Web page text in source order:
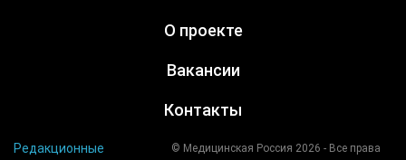
О проекте
Вакансии
Контакты
Редакционные
© Медицинская Россия 2026 - Все права